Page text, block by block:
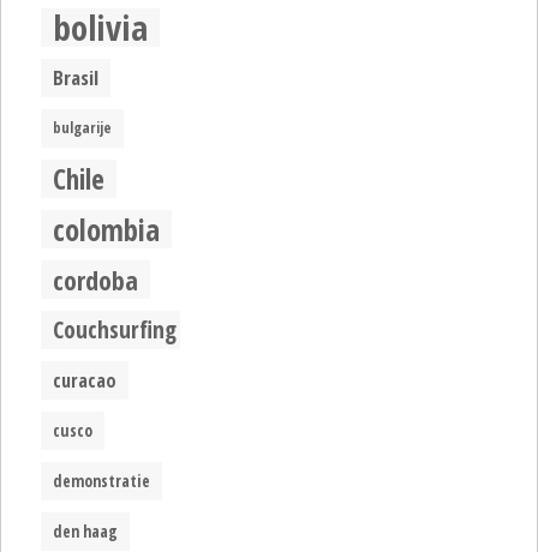
bolivia
Brasil
bulgarije
Chile
colombia
cordoba
Couchsurfing
curacao
cusco
demonstratie
den haag